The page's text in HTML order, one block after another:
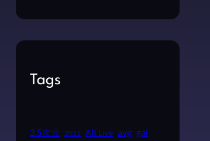
Tags
2.5次元 2011 AR Live avg gal